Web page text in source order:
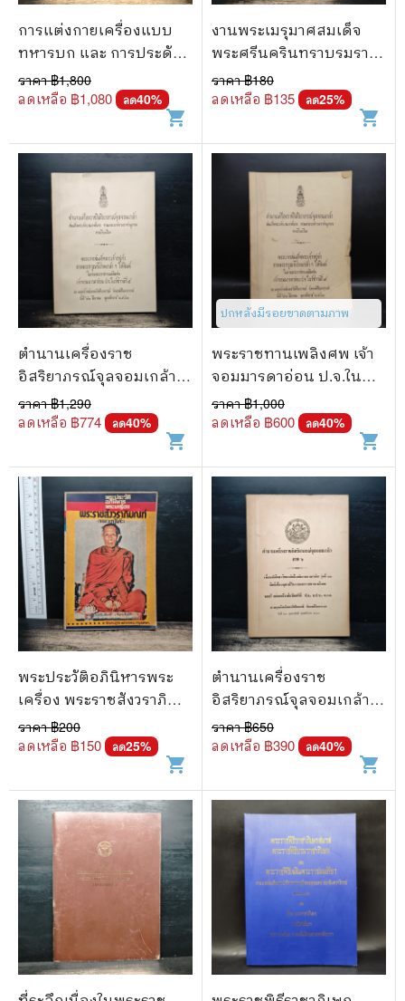
การแต่งกายเครื่องแบบ
ทหารบก และ การประดับ
เครื่องราชอิสริยาภรณ์ไทย
ราคา ฿1,800
ลดเหลือ ฿1,080 ลด40%
shopping_cart
งานพระเมรุมาศสมเด็จ
พระศรีนครินทราบรมราช
ชนนี
ราคา ฿180
ลดเหลือ ฿135 ลด25%
shopping_cart
ตำนานเครื่องราช
อิสริยาภรณ์จุลจอมเกล้า
(พระราชทานเพลิงศพเจ้า
จอมมารดาอ่อน ป.จ.ใน
ราคา ฿1,290
ลดเหลือ ฿774 ลด40%
shopping_cart
ปกหลังมีรอยขาดตามภาพ
พระราชทานเพลิงศพ เจ้า
จอมมารดาอ่อน ป.จ.ใน
รัชกาลที่ 5 - ตำนานเครื่อง
ราชอิสริยาภรณ์
ราคา ฿1,000
ลดเหลือ ฿600 ลด40%
shopping_cart
พระประวัติอภินิหารพระ
เครื่อง พระราชสังวราภิ
มณฑ์
ราคา ฿200
ลดเหลือ ฿150 ลด25%
shopping_cart
ตำนานเครื่องราช
อิสริยาภรณ์จุลจอมเกล้า
ภาค 2 (อนุสรณ์ในงาน
พระราชทานเพลิงศพ พล
ยศักดิ์)
ราคา ฿650
ลดเหลือ ฿390 ลด40%
shopping_cart